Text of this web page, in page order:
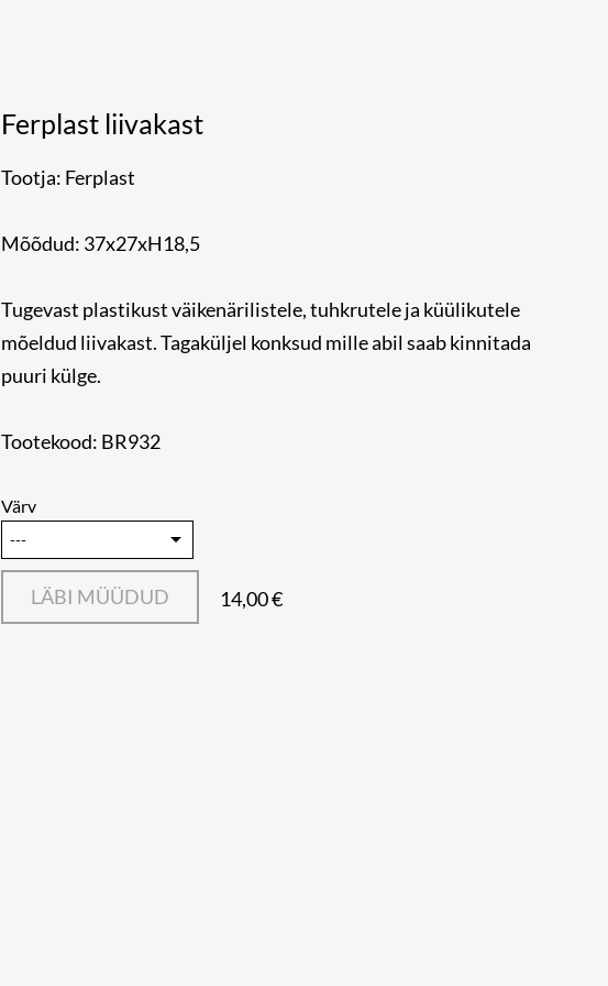
Ferplast liivakast
Tootja: Ferplast
Mõõdud: 37x27xH18,5
Tugevast plastikust väikenärilistele, tuhkrutele ja küülikutele
mõeldud liivakast. Tagaküljel konksud mille abil saab kinnitada
puuri külge.
Tootekood: BR932
Värv
LÄBI MÜÜDUD 14,00 €